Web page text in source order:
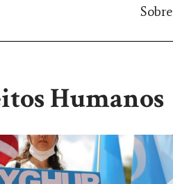
Sobre
Humanos